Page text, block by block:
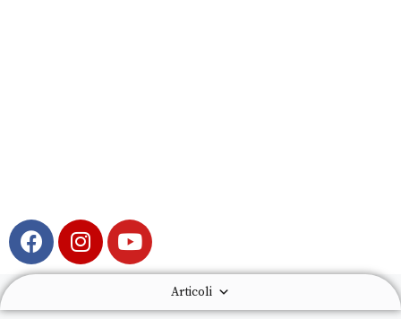
Articoli